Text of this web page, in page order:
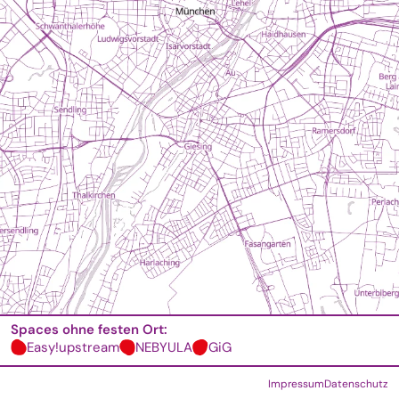
Spaces ohne festen Ort:
Easy!upstream
NEBYULA GiG
ImpressumDatenschutz